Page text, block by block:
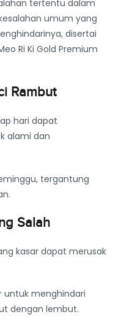
tertentu dalam
umum yang
disertai
Ri Ki Gold Premium
Rambut
hari dapat
alami dan
tergantung
Salah
kasar dapat merusak
untuk menghindari
dengan lembut.